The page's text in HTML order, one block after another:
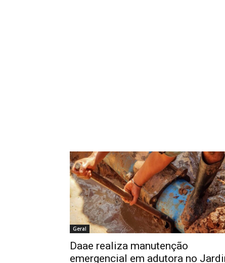
Geral
Daae realiza manutenção
emergencial em adutora no